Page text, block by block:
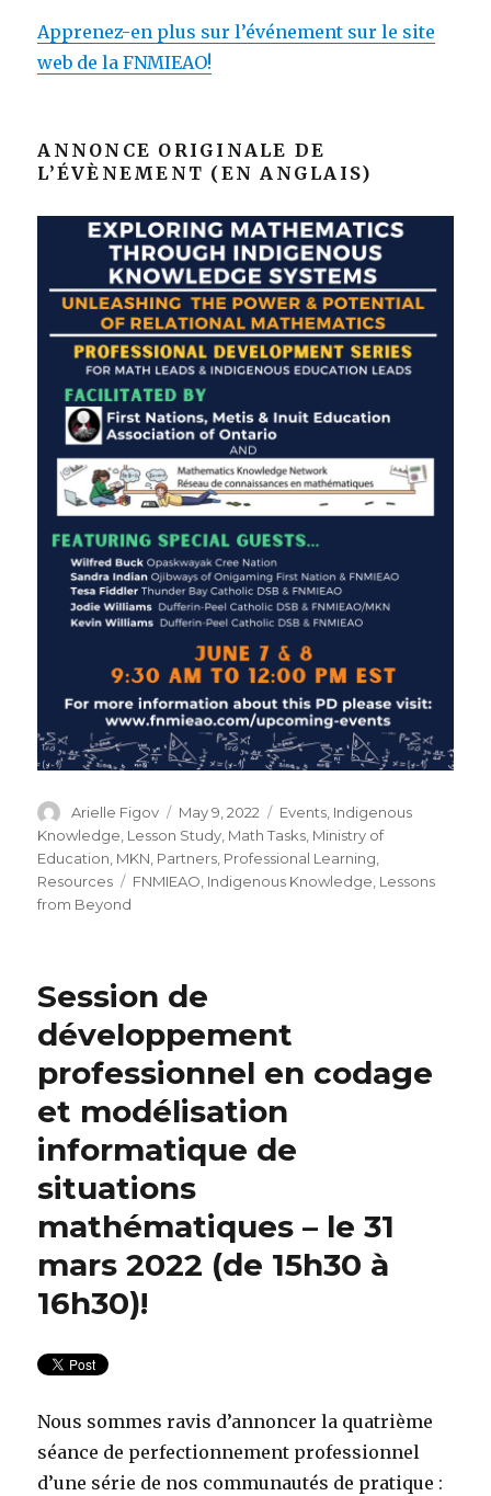
Apprenez-en plus sur l’événement sur le site
web de la FNMIEAO!
ANNONCE ORIGINALE DE
L’ÉVÈNEMENT (EN ANGLAIS)
Author
Arielle Figov
Posted
on
May 9, 2022 Categories
Events Indigenous
Knowledge Lesson Study Math Tasks Ministry of
Education MKN Partners Professional Learning
Resources
Tags
FNMIEAO Indigenous Knowledge Lessons
from Beyond
Session de
développement
professionnel en codage
et modélisation
informatique de
situations
mathématiques – le 31
mars 2022 (de 15h30 à
16h30)!
Nous sommes ravis d’annoncer la quatrième
séance de perfectionnement professionnel
d’une série de nos communautés de pratique :